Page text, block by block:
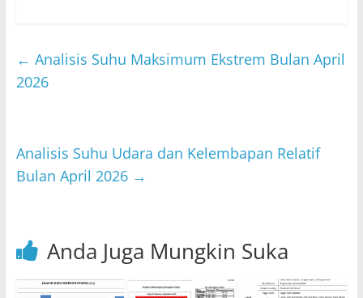
s er e
k
l
← Analisis Suhu Maksimum Ekstrem Bulan April
2026
Analisis Suhu Udara dan Kelembapan Relatif
Bulan April 2026 →
Anda Juga Mungkin Suka